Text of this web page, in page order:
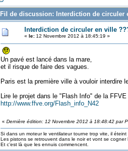
Fil de discussion: Interdiction de circuler
Interdiction de circuler en ville
« le:12 Novembre 2012 à 18:45:19 »
Un pavé est lancé dans la mare,
et il risque de faire des vagues.
Paris est la première ville à vouloir interdire
Lire le projet dans le "Flash Info" de la FFVE
http://www.ffve.org/Flash_info_N42
« Dernière édition: 12 Novembre 2012 à 18:48:42 par
Si dans un moteur le ventilateur tourne trop vite, il éteint
Les pistons se retrouvent dans le noir et vont se
Et c’est là que les ennuis commencent.